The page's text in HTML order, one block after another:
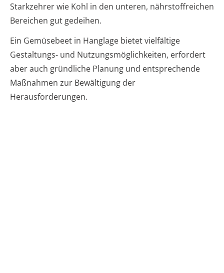
Starkzehrer wie Kohl in den unteren, nährstoffreichen
Bereichen gut gedeihen.
Ein Gemüsebeet in Hanglage bietet vielfältige
Gestaltungs- und Nutzungsmöglichkeiten, erfordert
aber auch gründliche Planung und entsprechende
Maßnahmen zur Bewältigung der
Herausforderungen.